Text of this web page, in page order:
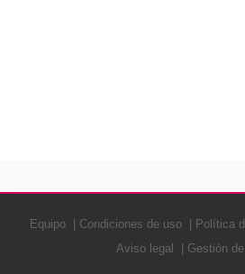
Equipo Condiciones de uso Política
Aviso legal
Gestión